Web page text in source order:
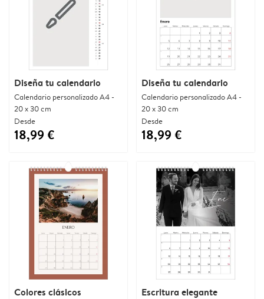
Diseña tu calendario
Calendario personalizado A4 -
20 x 30 cm
Desde
18,99 €
Diseña tu calendario
Calendario personalizado A4 -
20 x 30 cm
Desde
18,99 €
Colores clásicos Escritura elegante